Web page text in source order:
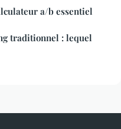
a/b essentiel
traditionnel : lequel